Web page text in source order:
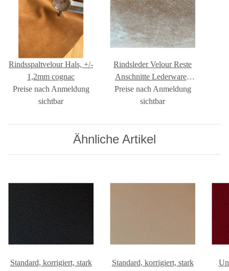
Rindsspaltvelour Hals, +/-
1,2mm cognac
Preise nach Anmeldung
sichtbar
Rindsleder Velour Reste
Anschnitte Lederwaren
Kunstprojekt Basteln
#XE2003
Preise nach Anmeldung
sichtbar
Ähnliche Artikel
Standard, korrigiert, stark
Standard, korrigiert, stark